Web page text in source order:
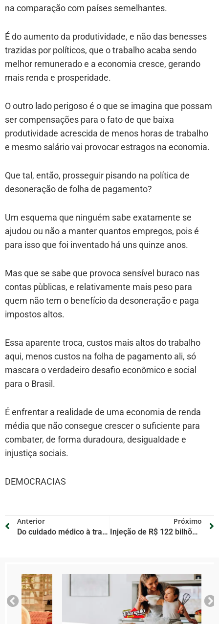
na comparação com países semelhantes.
É do aumento da produtividade, e não das benesses
trazidas por políticos, que o trabalho acaba sendo
melhor remunerado e a economia cresce, gerando
mais renda e prosperidade.
O outro lado perigoso é o que se imagina que possam
ser compensações para o fato de que baixa
produtividade acrescida de menos horas de trabalho
e mesmo salário vai provocar estragos na economia.
Que tal, então, prosseguir pisando na política de
desoneração de folha de pagamento?
Um esquema que ninguém sabe exatamente se
ajudou ou não a manter quantos empregos, pois é
para isso que foi inventado há uns quinze anos.
Mas que se sabe que provoca sensível buraco nas
contas pùblicas, e relativamente mais peso para
quem não tem o benefício da desoneração e paga
impostos altos.
Essa aparente troca, custos mais altos do trabalho
aqui, menos custos na folha de pagamento ali, só
mascara o verdadeiro desafio econômico e social
para o Brasil.
É enfrentar a realidade de uma economia de renda
média que não consegue crescer o suficiente para
combater, de forma duradoura, desigualdade e
injustiça sociais.
DEMOCRACIAS
Anterior
Do cuidado médico à transformação social: Maria Clara Macedo ganha destaque no Sul maranhense
Próximo
Injeção de R$ 122 bilhões na economia é “salvo-conduto” para o PIB de 2026